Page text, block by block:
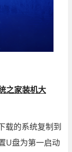
之家装机大
的系统复制到
U盘为第一启动